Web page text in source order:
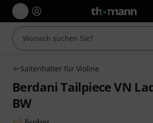
Saitenhalter für Violine
Berdani Tailpiece VN
BW